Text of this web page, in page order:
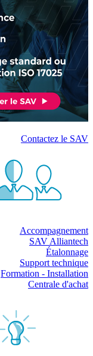
Contactez le SAV
Accompagnement
SAV Alliantech
Étalonnage
Support technique
Formation - Installation
Centrale d'achat